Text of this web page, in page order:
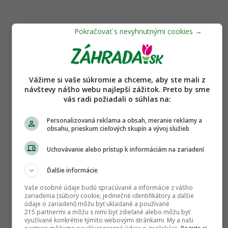
DISKUSIE NA TÉMU ČLÁNKU
Paradajky - čierne škvrny na listoch
Dobrý deň/ahojte. Vie mi niekto pomôcť s
identifikáciu choroby na paradajkových
krychla 14. 8. 2025 1 | celá diskusia
Paradajky na dlhodobe
uskladnenie
Ahojte, docitala som sa, ze existuju odrody
paradajok urcene na dlhodobe
Vážime si vaše súkromie a chceme, aby ste mali z
návštevy nášho webu najlepší zážitok. Preto by sme
vás radi požiadali o súhlas na:
Personalizovaná reklama a obsah, meranie reklamy a
obsahu, prieskum cieľových skupín a vývoj služieb
Uchovávanie alebo prístup k informáciám na zariadení
Ďalšie informácie
Vaše osobné údaje budú spracúvané a informácie z vášho
zariadenia (súbory cookie, jedinečné identifikátory a ďalšie
údaje o zariadení) môžu byť ukladané a používané
215 partnermi a môžu s nimi byť zdieľané alebo môžu byť
využívané konkrétne týmito webovými stránkami. My a naši